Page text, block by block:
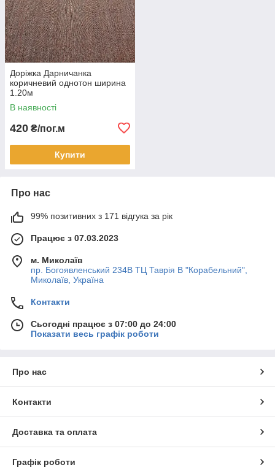
Доріжка Дарничанка
коричневий однотон ширина
1.20м
В наявності
420 ₴/пог.м
Купити
Про нас
99% позитивних з 171 відгука за рік
Працює з 07.03.2023
м. Миколаїв
пр. Богоявленський 234В ТЦ Таврія В "Корабельний",
Миколаїв, Україна
Контакти
Сьогодні працює з 07:00 до 24:00
Показати весь графік роботи
Про нас
Контакти
Доставка та оплата
Графік роботи